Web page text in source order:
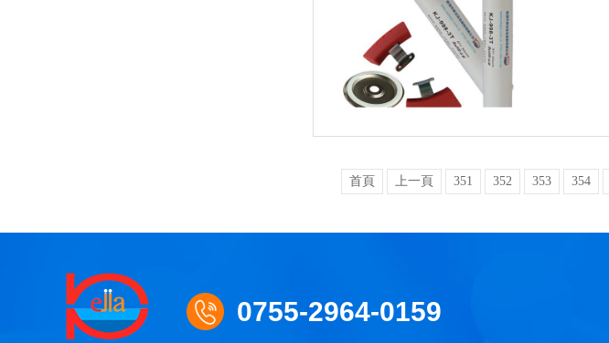
首頁 上一頁 351 352 353 354
0755-2964-0159